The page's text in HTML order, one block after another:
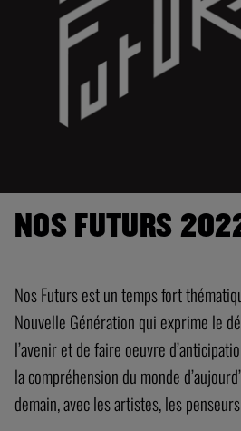
NOS FUTURS
Nos Futurs est un temps fort
Nouvelle Génération qui exprime le
l’avenir et de faire oeuvre
la compréhension du monde
demain, avec les artistes, les